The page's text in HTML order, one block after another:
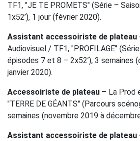
TF1, "JE TE PROMETS" (Série –
1x52’), 1 jour (février 2020).
Assistant accessoiriste de plateau
Audiovisuel / TF1, "PROFILAGE"
épisodes 7 et 8 – 2x52’), 3 semaines
janvier 2020).
Accessoiriste de plateau – La Prod
"TERRE DE GÉANTS" (Parcours
semaines (novembre 2019 à
Assistant accessoiriste de plateau